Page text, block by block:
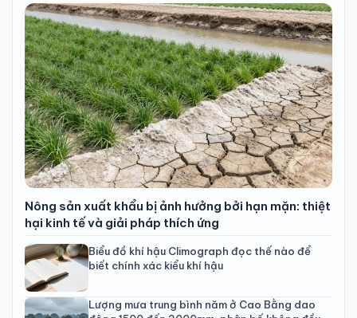
Nông sản xuất khẩu bị ảnh hưởng bởi hạn mặn: thiệt
hại kinh tế và giải pháp thích ứng
Biểu đồ khí hậu Climograph đọc thế nào để
biết chính xác kiểu khí hậu
Lượng mưa trung bình năm ở Cao Bằng dao